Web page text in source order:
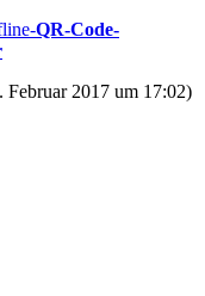
QR-Code-
Februar 2017 um 17:02)